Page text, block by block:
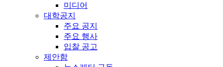
미디어
대학공지
주요 공지
주요 행사
입찰 공고
제안함